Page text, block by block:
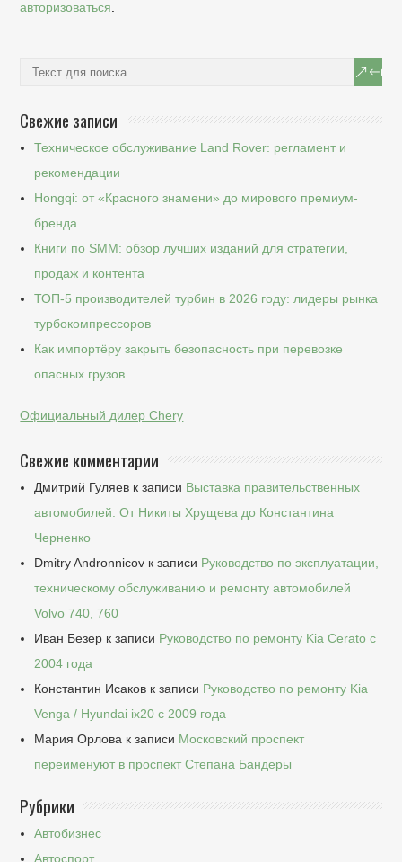
авторизоваться
Свежие записи
Техническое обслуживание Land Rover: регламент и
рекомендации
Hongqi: от «Красного знамени» до мирового премиум-
бренда
Книги по SMM: обзор лучших изданий для стратегии,
продаж и контента
ТОП-5 производителей турбин в 2026 году: лидеры рынка
турбокомпрессоров
Как импортёру закрыть безопасность при перевозке
опасных грузов
Официальный дилер Chery
Свежие комментарии
Дмитрий Гуляев к записи Выставка правительственных
автомобилей: От Никиты Хрущева до Константина
Черненко
Dmitry Andronnicov к записи Руководство по эксплуатации,
техническому обслуживанию и ремонту автомобилей
Volvo 740, 760
Иван Безер к записи Руководство по ремонту Kia Cerato c
2004 года
Константин Исаков к записи Руководство по ремонту Kia
Venga / Hyundai ix20 c 2009 года
Мария Орлова к записи Московский проспект
переименуют в проспект Степана Бандеры
Рубрики
Автобизнес
Автоспорт